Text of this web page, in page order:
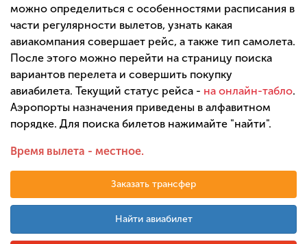
можно определиться с особенностями расписания в
части регулярности вылетов, узнать какая
авиакомпания совершает рейс, а также тип самолета.
После этого можно перейти на страницу поиска
вариантов перелета и совершить покупку
авиабилета. Текущий статус рейса - на онлайн-табло.
Аэропорты назначения приведены в алфавитном
порядке. Для поиска билетов нажимайте "найти".
Время вылета - местное.
Заказать трансфер
Найти авиабилет